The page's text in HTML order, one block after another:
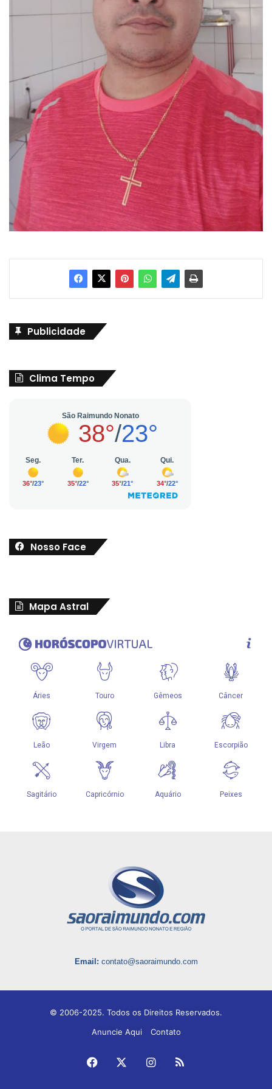
Publicidade
Clima Tempo
Nosso Face
Mapa Astral
Email: contato@saoraimundo.com
© 2006-2025. Todos os Direitos Reservados.
Anuncie Aqui
Contato
Facebook Instagram
RSS